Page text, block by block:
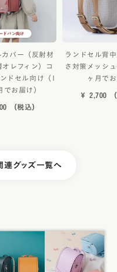
カバー（反射材
レフィン）コ
ドセル向け（1
でお届け）
（税込）
ランドセル背
さ対策メッシ
ヶ月で
￥ 2,700
連グッズ一覧へ